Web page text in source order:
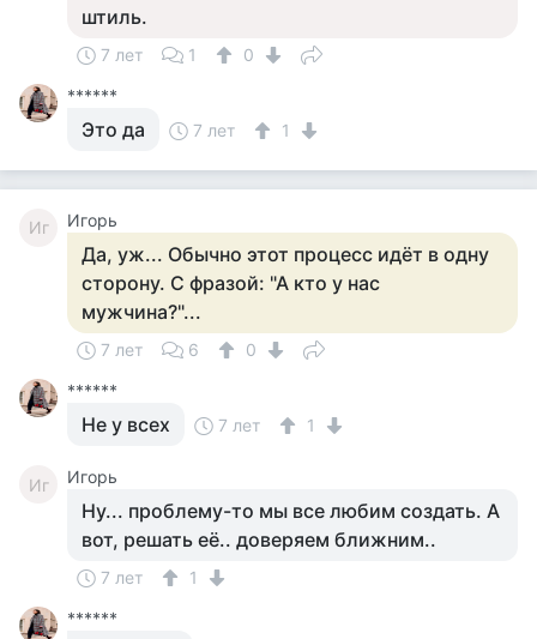
штиль.
7 лет 1
0
******
Это да 7 лет 1
Иг Игорь
Да, уж... Обычно этот процесс идёт в одну
сторону. С фразой: "А кто у нас
мужчина?"...
7 лет 6
0
******
Не у всех 7 лет 1
Иг Игорь
Ну... проблему-то мы все любим создать. А
вот, решать её.. доверяем ближним..
7 лет
1
******